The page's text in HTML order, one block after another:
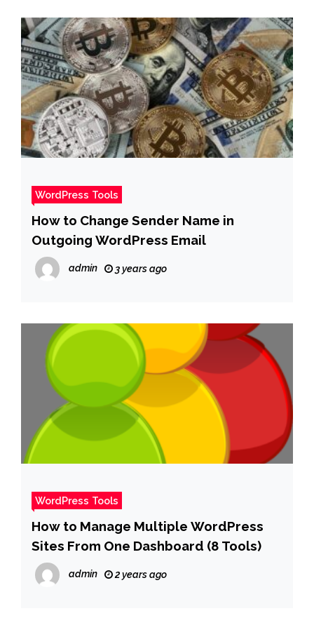
WordPress Tools
How to Change Sender Name in
Outgoing WordPress Email
admin 3 years ago
WordPress Tools
How to Manage Multiple WordPress
Sites From One Dashboard (8 Tools)
admin 2 years ago